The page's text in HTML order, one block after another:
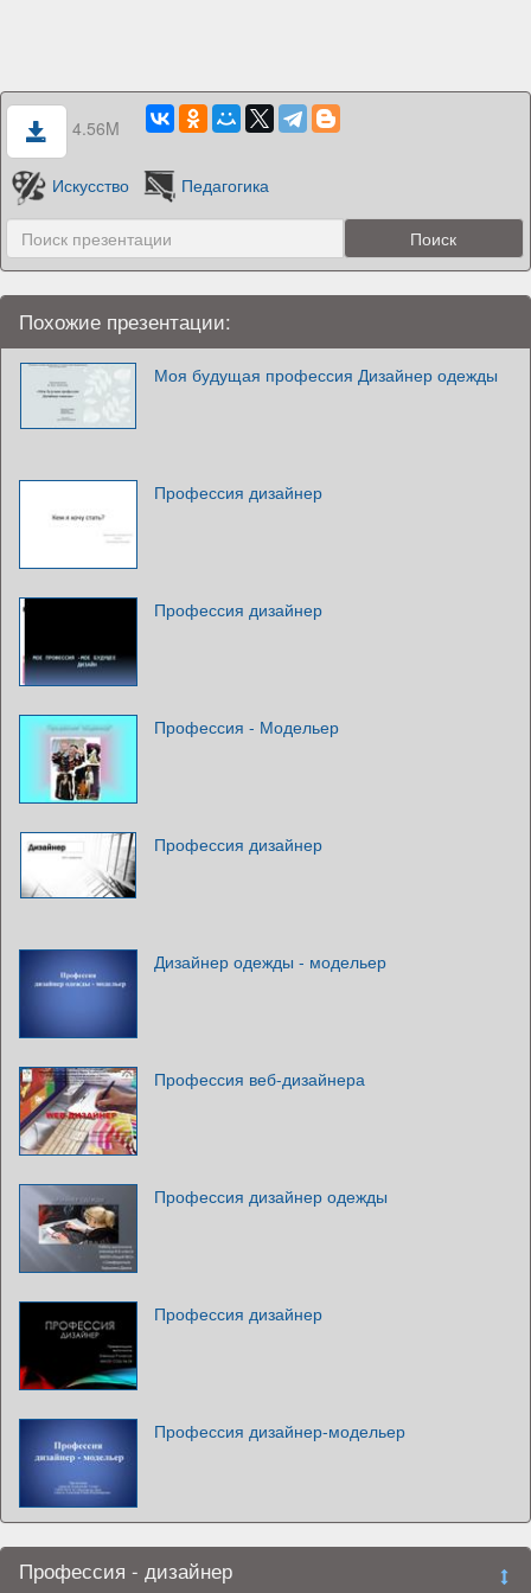
4.56M
Искусство Педагогика
Похожие презентации:
Моя будущая профессия Дизайнер одежды
Профессия дизайнер
Профессия дизайнер
Профессия - Модельер
Профессия дизайнер
Дизайнер одежды - модельер
Профессия веб-дизайнера
Профессия дизайнер одежды
Профессия дизайнер
Профессия дизайнер-модельер
Профессия - дизайнер